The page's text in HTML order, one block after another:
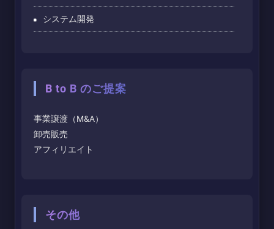
システム開発
B to B のご提案
事業譲渡（M&A）
卸売販売
アフィリエイト
その他